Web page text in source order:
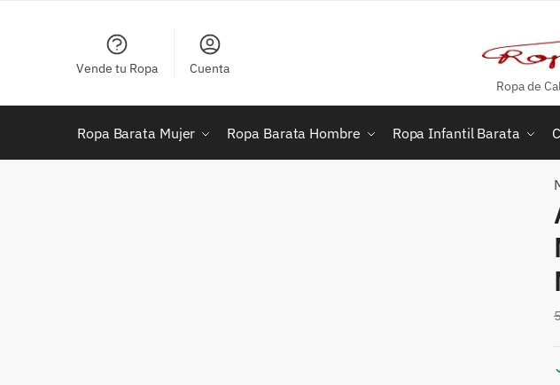
Ropa de
Vende tu Ropa Cuenta
Ropa Barata Mujer Ropa Barata Hombre Ropa Infantil Barata